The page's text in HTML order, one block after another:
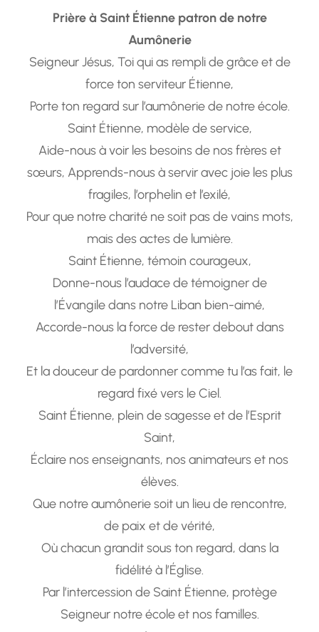
Prière à Saint Étienne patron de notre
Aumônerie
Seigneur Jésus, Toi qui as rempli de grâce et de
force ton serviteur Étienne,
Porte ton regard sur l’aumônerie de notre école.
Saint Étienne, modèle de service,
Aide-nous à voir les besoins de nos frères et
sœurs, Apprends-nous à servir avec joie les plus
fragiles, l’orphelin et l’exilé,
Pour que notre charité ne soit pas de vains mots,
mais des actes de lumière.
Saint Étienne, témoin courageux,
Donne-nous l’audace de témoigner de
l’Évangile dans notre Liban bien-aimé,
Accorde-nous la force de rester debout dans
l’adversité,
Et la douceur de pardonner comme tu l’as fait, le
regard fixé vers le Ciel.
Saint Étienne, plein de sagesse et de l’Esprit
Saint,
Éclaire nos enseignants, nos animateurs et nos
élèves.
Que notre aumônerie soit un lieu de rencontre,
de paix et de vérité,
Où chacun grandit sous ton regard, dans la
fidélité à l’Église.
Par l’intercession de Saint Étienne, protège
Seigneur notre école et nos familles.